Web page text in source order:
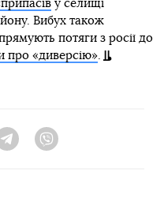
у селищі
Вибух також
потяги з росії до
про «диверсію».
Telegram